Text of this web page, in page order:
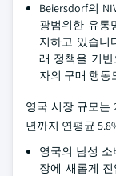
Beiersdorf의
광범위한 유통
지하고 있습니
래 정책을 기
자의 구매 행동
영국 시장 규모는
년까지 연평균
영국의 남성
장에 새롭게